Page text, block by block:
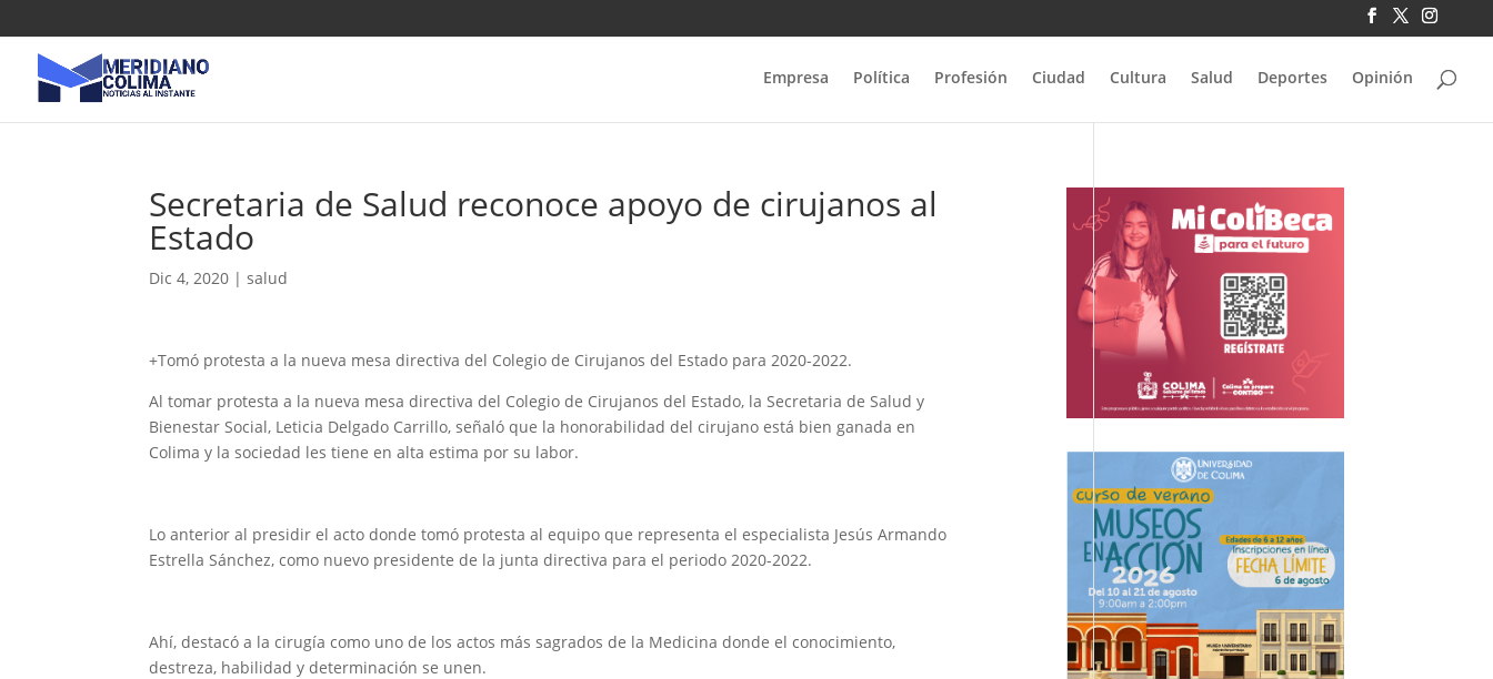
Empresa Política Profesión Ciudad Cultura Salud Deportes Opinión
Secretaria de Salud reconoce apoyo de cirujanos al
Estado
Dic 4, 2020 |salud
+Tomó protesta a la nueva mesa directiva del Colegio de Cirujanos del Estado para 2020-2022.
Al tomar protesta a la nueva mesa directiva del Colegio de Cirujanos del Estado, la Secretaria de Salud y
Bienestar Social, Leticia Delgado Carrillo, señaló que la honorabilidad del cirujano está bien ganada en
Colima y la sociedad les tiene en alta estima por su labor.
Lo anterior al presidir el acto donde tomó protesta al equipo que representa el especialista Jesús Armando
Estrella Sánchez, como nuevo presidente de la junta directiva para el periodo 2020-2022.
Ahí, destacó a la cirugía como uno de los actos más sagrados de la Medicina donde el conocimiento,
destreza, habilidad y determinación se unen.